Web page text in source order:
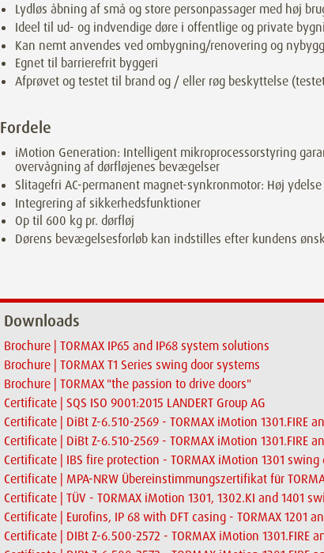
Lydløs åbning af små og store personpassager med høj
Ideel til ud- og indvendige døre i offentlige og private
Kan nemt anvendes ved ombygning/renovering og
Egnet til barrierefrit byggeri
Afprøvet og testet til brand og / eller røg beskyttelse
Fordele
iMotion Generation: Intelligent mikroprocessorstyring
overvågning af dørfløjenes bevægelser
Slitagefri AC-permanent magnet-synkronmotor: Høj
Integrering af sikkerhedsfunktioner
Op til 600 kg pr. dørfløj
Dørens bevægelsesforløb kan indstilles efter kundens
Downloads
Brochure | TORMAX IP65 and IP68 system solutions
Brochure | TORMAX T1 Series swing door systems
Brochure | TORMAX "the passion to drive doors"
Certificate | SQS ISO 9001:2015 LANDERT Group AG
Certificate | DiBt Z-6.510-2569 - TORMAX iMotion 1301.FIRE
Certificate | DiBt Z-6.510-2569 - TORMAX iMotion 1301.FIRE
Certificate | IBS fire protection - TORMAX iMotion 1301 swing
Certificate | MPA-NRW Übereinstimmungszertifikat für
Certificate | TÜV - TORMAX iMotion 1301, 1302.KI and 1401
Certificate | Eurofins, IP 68 with DFT casing - TORMAX 1201
Certificate | DIBt Z-6.500-2572 - TORMAX iMotion 1301.FIRE